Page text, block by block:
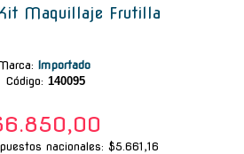
Maquillaje Frutilla
: Importado
Código: 140095
nacionales: $5.661,16